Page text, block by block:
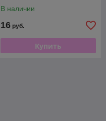
В наличии
16 руб.
Купить